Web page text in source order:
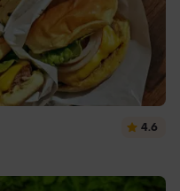
4.6